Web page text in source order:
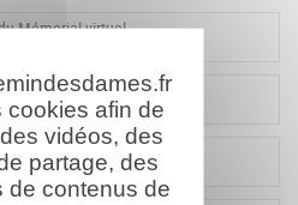
Mémorial virtuel
ce combattant
combattant
cookies afin de
vidéos, des
partage, des
de contenus de